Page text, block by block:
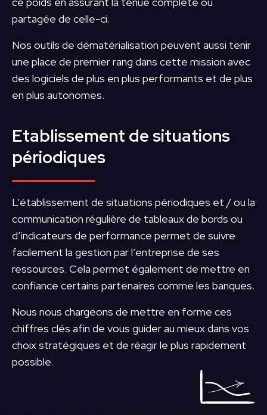
partagée de celle-ci.
Nos outils de dématérialisation peuvent aussi tenir
une place de premier rang dans cette mission avec
des logiciels de plus en plus performants et de plus
en plus autonomes.
Etablissement de situations
périodiques
L’établissement de situations périodiques et / ou la
communication régulière de tableaux de bords ou
d’indicateurs de performance permet de suivre
facilement la gestion par l’entreprise de ses
ressources. Cela permet également de mettre en
confiance certains partenaires comme les banques.
Nous nous chargeons de mettre en forme ces
chiffres clés afin de vous guider au mieux dans vos
choix stratégiques et de réagir le plus rapidement
possible.